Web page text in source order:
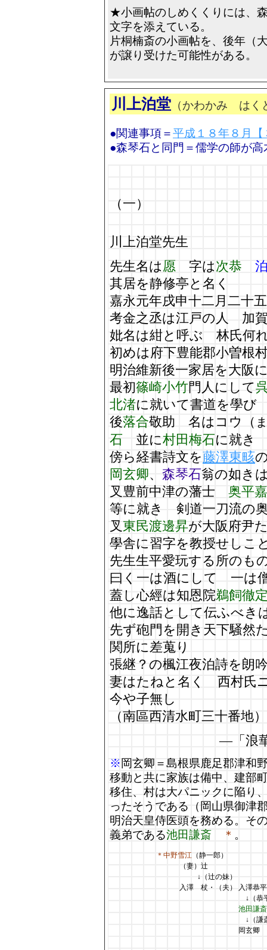
★小画帖のしめくくりには、
文字を添えている。
片桐楠斎の小画帖を、後年（
が譲り受けた可能性がある。
川上泊堂 （かわかみ はく
●関連事項＝平成１８年８月【
●森琴石と同門＝儒学の師が
（一）
川上泊堂先生
先生名は愿 字は次恭
其居を静修亭と名く
嘉永元年戌申十二月二十
考金之丞は江戸の人 加
妣名は紺と呼ぶ 林氏何
初めは府下豊能郡小曽
明治維新後一家居を大
最初篠崎小竹門人にして
北渚に就いて書道を學び
後落合敬助 名はコウ（
石 並に村田梅石に就き
傍ら経書詩文を藤澤東畡
岡玄卿、 森琴石翁の如
叉豊前中津の藩士 奥平
等に就き 剣道一刀流の
叉東民渡邊昇が大阪府尹
學舎に習字を教授せしこ
先生生平愛玩する所のも
曰く一は酒にして 一は
蓋し心經は知恩院鵜飼徹
他に逸話として伝ふべき
先ず砲門を開き天下騒然
関所に差蒐り
張継？の楓江夜泊詩を朗
妻はたねと名く 西村氏
今や子無し
（南區西清水町三十番地）
―「浪
※ 岡玄卿＝島根県鹿足郡津和
移動と共に家族は備中、建部
移住、村は大パニックに陥り
ったそうである（岡山県御津
明治天皇侍医頭を務める。そ
義弟である池田謙斎 ＊ 。
＊中野雪江 （静一郎）
（妻）辻
↓（辻の妹）
入澤 杖・（夫）
入澤恭
↓（恭
池田謙斎
↓（謙
岡玄卿